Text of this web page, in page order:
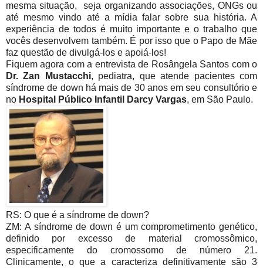
mesma situação, seja organizando associações, ONGs ou
até mesmo vindo até a mídia falar sobre sua história. A
experiência de todos é muito importante e o trabalho que
vocês desenvolvem também. É por isso que o Papo de Mãe
faz questão de divulgá-los e apoiá-los!
Fiquem agora com a entrevista de Rosângela Santos com o
Dr. Zan Mustacchi, pediatra, que atende pacientes com
síndrome de down há mais de 30 anos em seu consultório e
no Hospital Público Infantil Darcy Vargas, em São Paulo.
RS: O que é a síndrome de down?
ZM: A síndrome de down é um comprometimento genético,
definido por excesso de material cromossômico,
especificamente do cromossomo de número 21.
Clinicamente, o que a caracteriza definitivamente são 3